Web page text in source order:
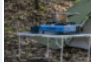
Kā izvēlēties izturīgu
salīdzinājums